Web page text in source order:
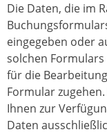
Die Daten, die im
eingegeben oder
solchen
für die
Formular
Ihnen zur
Daten